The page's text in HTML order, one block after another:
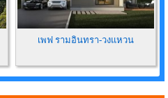
เพฟ รามอินทรา-วงแหวน